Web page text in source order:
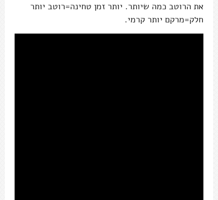
את הרוטב כמה שיותר. יותר זמן טחינה=רוטב יותר
חלק=מרקם יותר קרמי.